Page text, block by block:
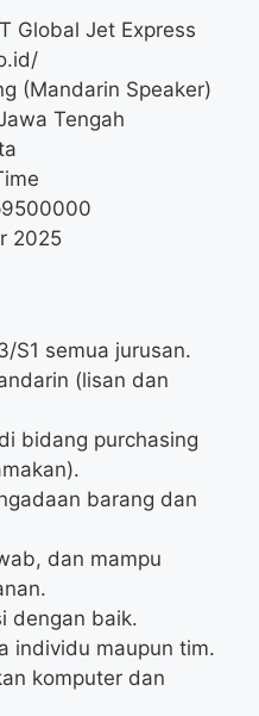
Global Jet Express
(Mandarin Speaker)
Tengah
9500000
2025
S1 semua jurusan.
(lisan dan
bidang purchasing
barang dan
dan mampu
dengan baik.
individu maupun tim.
komputer dan